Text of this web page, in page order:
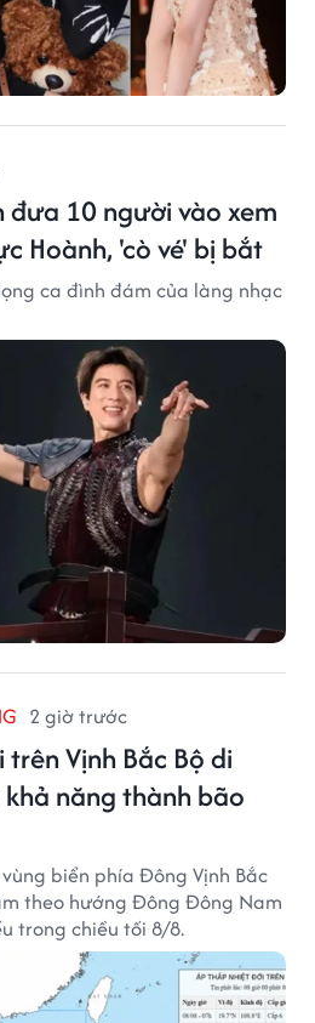
đưa 10 người vào xem
Hoành, 'cò vé' bị bắt
ca đình đám của làng nhạc
2 giờ trước
Vịnh Bắc Bộ di
năng thành bão
biển phía Đông Vịnh Bắc
theo hướng Đông Đông Nam
trong chiều tối 8/8.